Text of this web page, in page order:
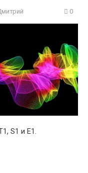
0
S1 и E1.